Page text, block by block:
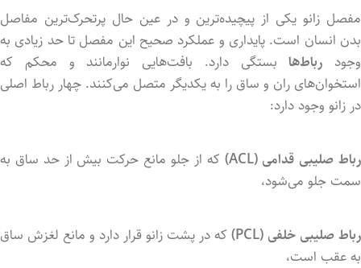
مفصل زانو یکی از پیچیده‌ترین ودرعینحالپرتحرک‌ترین مفاصل
بدن انسان است. پایداری و عملکرد صحیح این مفصل تاحد زیادی به
وجود رباط‌ها بستگیدارد. بافت‌هایی نوارمانند و محکم که
استخوان‌های ران و ساق را بهیکدیگر متصل می‌کنند. چهار رباط اصلی
در زانو وجود دارد:
رباط صلیبی قدامی (ACL) که از جلو مانع حرکت بیش ازحد ساق به
سمت جلو می‌شود،
رباطصلیبی خلفی (PCL) کهدر پشت زانو قرار دارد و مانع لغزش ساق
بهعقب است،